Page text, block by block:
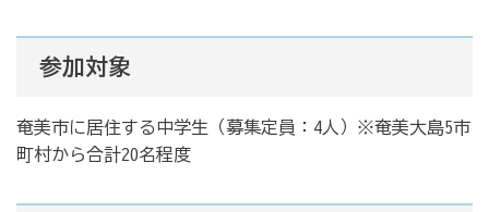
参加対象
奄美市に居住する中学生（募集定員：4人）※奄美大島5市
町村から合計20名程度